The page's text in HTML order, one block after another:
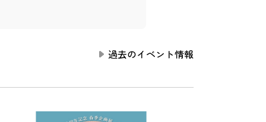
過去のイベント情報